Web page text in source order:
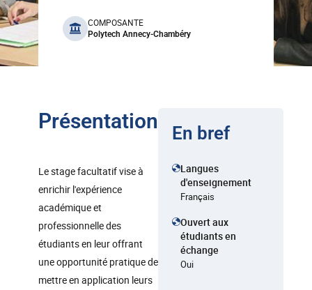
benefits
COMPOSANTE
Polytech Annecy-Chambéry
Présentation
Le stage facultatif vise à
enrichir l'expérience
académique et
professionnelle des
étudiants en leur offrant
une opportunité pratique de
mettre en application leurs
En bref
Langues
d'enseignement
Français
Ouvert aux
étudiants en
échange
Oui